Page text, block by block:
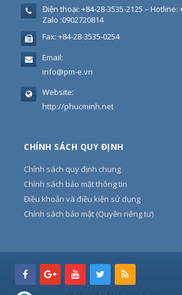
Điện thoại: +84-28-3535-2125 – Hotline:
Zalo :0902720814
Fax: +84-28-3535-0254
Email:
info@pm-e.vn
Website:
http://phucminh.net
CHÍNH SÁCH QUY ĐỊNH
Chính sách quy định chung
Chính sách bảo mật thông tin
Điều khoản và điều kiện sử dụng
Chính sách bảo mật (Quyền riêng tư)